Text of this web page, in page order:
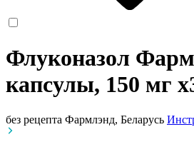
Флуконазол
капсулы, 150 мг
без рецепта Фармлэнд, Беларусь